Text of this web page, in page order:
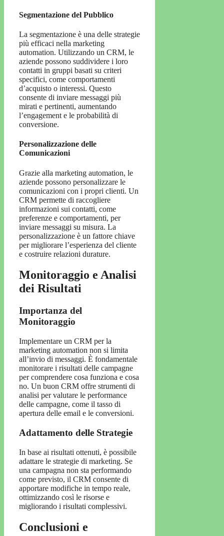
Segmentazione del Pubblico
La segmentazione è una delle strategie
più efficaci nella marketing
automation. Utilizzando un CRM, le
aziende possono suddividere i loro
contatti in gruppi basati su criteri
specifici, come comportamenti
d’acquisto o interessi. Questo
consente di inviare messaggi più
mirati e pertinenti, aumentando
l’engagement e le probabilità di
conversione.
Personalizzazione delle
Comunicazioni
Grazie alla marketing automation, le
aziende possono personalizzare le
comunicazioni con i propri clienti. Un
CRM permette di raccogliere
informazioni sui contatti, come
preferenze e comportamenti, per
inviare messaggi su misura. La
personalizzazione è un fattore chiave
per migliorare l’esperienza del cliente
e costruire relazioni durature.
Monitoraggio e Analisi
dei Risultati
Importanza del
Monitoraggio
Implementare un CRM per la
marketing automation non si limita
all’invio di messaggi. È fondamentale
monitorare i risultati delle campagne
per comprendere cosa funziona e cosa
no. Un buon CRM offre strumenti di
analisi per valutare le performance
delle campagne, come il tasso di
apertura delle email e le conversioni.
Adattamento delle Strategie
In base ai risultati ottenuti, è possibile
adattare le strategie di marketing. Se
una campagna non sta performando
come previsto, il CRM consente di
apportare modifiche in tempo reale,
ottimizzando così le risorse e
migliorando i risultati complessivi.
Conclusioni e